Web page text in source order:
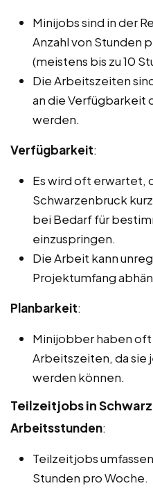
Minijobs sind in der
Anzahl von Stunden
(meistens bis zu 10
Die Arbeitszeiten
an die Verfügbarkeit
werden.
Verfügbarkeit:
Es wird oft erwartet,
Schwarzenbruck
bei Bedarf für
einzuspringen.
Die Arbeit kann
Projektumfang
Planbarkeit:
Minijobber haben
Arbeitszeiten, da sie
werden können.
Teilzeitjobs in
Arbeitsstunden:
Teilzeitjobs
Stunden pro Woche.